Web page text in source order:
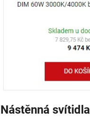
Nástěnná svítidla